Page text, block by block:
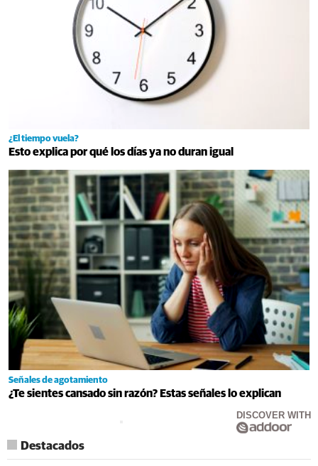
¿El tiempo vuela?
Esto explica por qué los días ya no duran igual
Señales de agotamiento
¿Te sientes cansado sin razón? Estas señales lo explican
DISCOVER WITH
Destacados